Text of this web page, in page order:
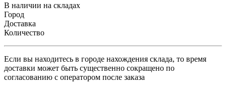
В наличии на складах
Город
Доставка
Количество
Если вы находитесь в городе нахождения склада, то время
доставки может быть существенно сокращено по
согласованию с оператором после заказа